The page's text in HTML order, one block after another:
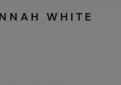
WHITE